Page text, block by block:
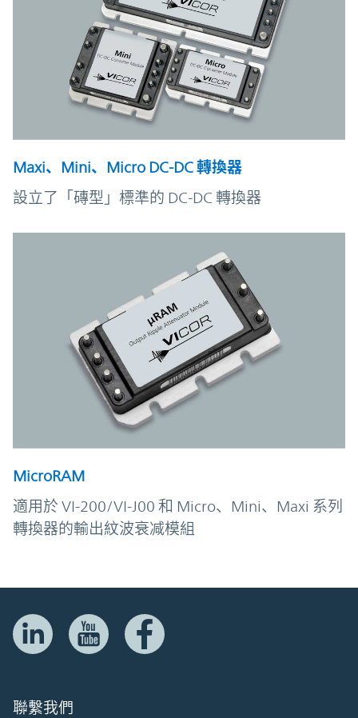
Maxi、Mini、Micro DC-DC 轉換器
設立了「磚型」標準的 DC-DC 轉換器
MicroRAM
適用於 VI-200/VI-J00 和 Micro、Mini、Maxi 系列
轉換器的輸出紋波衰减模組
聯繫我們